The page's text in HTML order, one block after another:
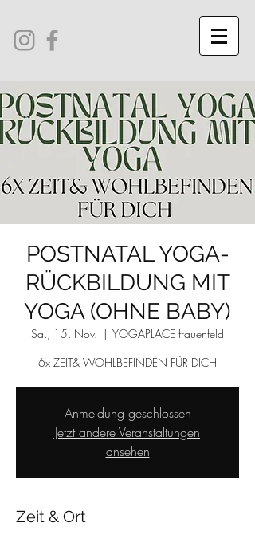
POSTNATAL YOGA-
RÜCKBILDUNG MIT
YOGA (OHNE BABY)
Sa., 15. Nov.
  |
YOGAPLACE frauenfeld
6x ZEIT& WOHLBEFINDEN FÜR DICH
Anmeldung geschlossen
Jetzt andere Veranstaltungen
ansehen
Zeit & Ort